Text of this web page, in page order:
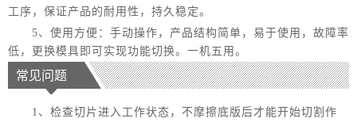
工序，保证产品的耐用性，持久稳定。
5、使用方便：手动操作，产品结构简单，易于使用，故障率
低，更换模具即可实现功能切换。一机五用。
常见问题
1、检查切片进入工作状态，不摩擦底版后才能开始切割作